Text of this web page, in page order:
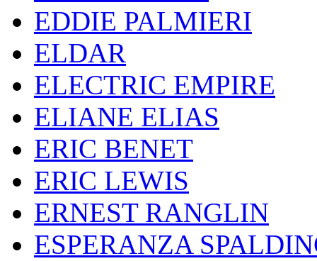
EDDIE PALMIERI
ELDAR
ELECTRIC EMPIRE
ELIANE ELIAS
ERIC BENET
ERIC LEWIS
ERNEST RANGLIN
ESPERANZA